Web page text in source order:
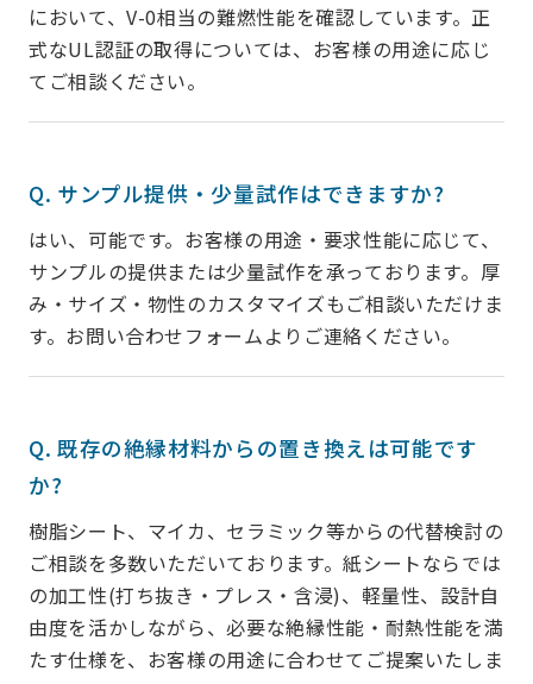
において、V-0相当の難燃性能を確認しています。正
式なUL認証の取得については、お客様の用途に応じ
てご相談ください。
Q. サンプル提供・少量試作はできますか?
はい、可能です。お客様の用途・要求性能に応じて、
サンプルの提供または少量試作を承っております。厚
み・サイズ・物性のカスタマイズもご相談いただけま
す。お問い合わせフォームよりご連絡ください。
Q. 既存の絶縁材料からの置き換えは可能です
か?
樹脂シート、マイカ、セラミック等からの代替検討の
ご相談を多数いただいております。紙シートならでは
の加工性(打ち抜き・プレス・含浸)、軽量性、設計自
由度を活かしながら、必要な絶縁性能・耐熱性能を満
たす仕様を、お客様の用途に合わせてご提案いたしま